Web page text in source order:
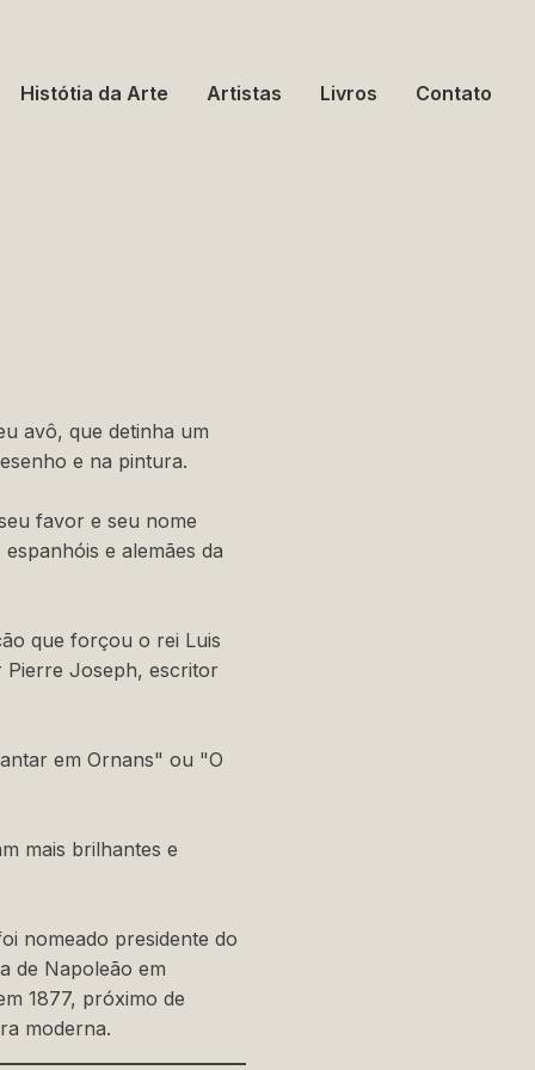
Histótia da Arte Artistas Livros Contato
avô, que detinha um
e na pintura.
favor e seu nome
e alemães da
que forçou o rei Luis
Pierre Joseph, escritor
em Ornans" ou "O
mais brilhantes e
nomeado presidente do
de Napoleão em
1877, próximo de
moderna.